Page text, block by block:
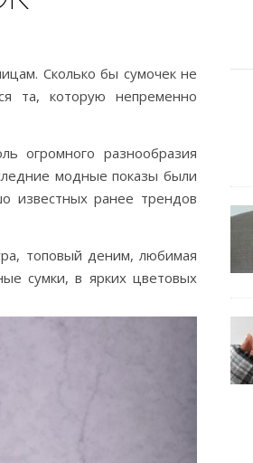
Сколько бы сумочек не
та, которую непременно
огромного разнообразия
модные показы были
известных ранее трендов
топовый деним, любимая
сумки, в ярких цветовых